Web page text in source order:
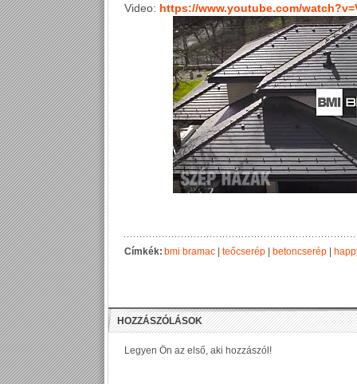
Video: https://www.youtube.com/
Címkék: bmi bramac teőcserép betoncserép